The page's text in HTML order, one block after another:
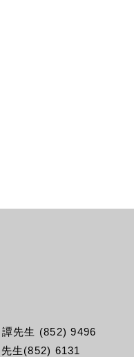
先生 (852) 9496
生(852) 6131